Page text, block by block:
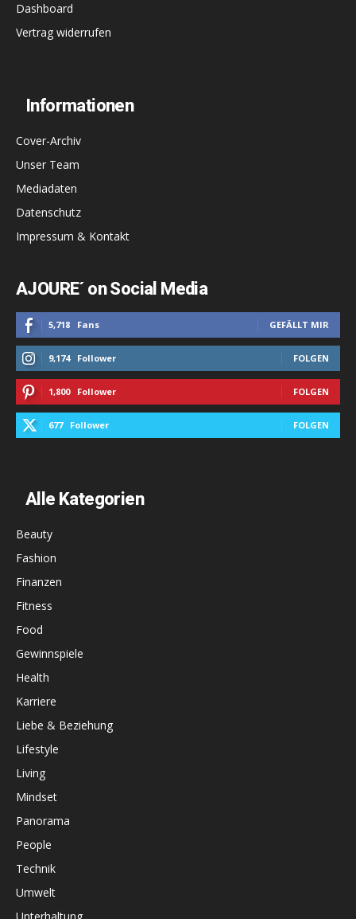
Dashboard
Vertrag widerrufen
Informationen
Cover-Archiv
Unser Team
Mediadaten
Datenschutz
Impressum & Kontakt
AJOURE´ on Social Media
5,718 Fans GEFÄLLT MIR
9,174 Follower FOLGEN
1,800 Follower FOLGEN
677 Follower FOLGEN
Alle Kategorien
Beauty
Fashion
Finanzen
Fitness
Food
Gewinnspiele
Health
Karriere
Liebe & Beziehung
Lifestyle
Living
Mindset
Panorama
People
Technik
Umwelt